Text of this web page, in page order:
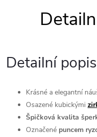
Detailní
Krásné a elegantní
Osazené kubickými
Špičková kvalita
Označené puncem